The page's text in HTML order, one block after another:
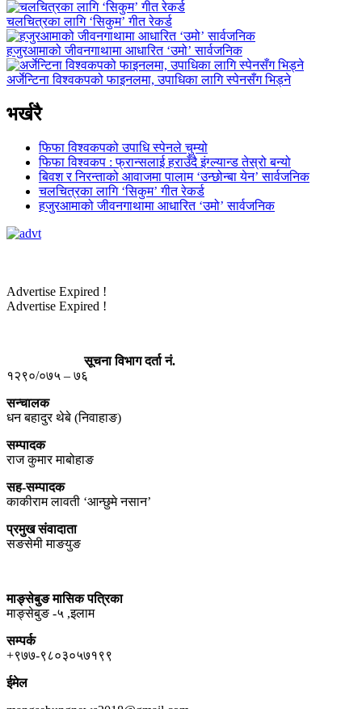
चलचित्रका लागि ‘सिकुम’ गीत रेकर्ड
हजुरआमाको जीवनगाथामा आधारित ‘उमो’ सार्वजनिक
अर्जेन्टिना विश्वकपको फाइनलमा, उपाधिका लागि स्पेनसँग भिड्ने
भर्खरै
फिफा विश्वकपको उपाधि स्पेनले चुम्यो
फिफा विश्वकप : फ्रान्सलाई हराउँदै इंग्ल्यान्ड तेस्रो बन्यो
बिवश र निरन्ताको आवाजमा पालाम ‘उन्छोन्बा येन’ सार्वजनिक
चलचित्रका लागि ‘सिकुम’ गीत रेकर्ड
हजुरआमाको जीवनगाथामा आधारित ‘उमो’ सार्वजनिक
Advertise Expired !
Advertise Expired !
सूचना विभाग दर्ता नं.
१२९०/०७५ – ७६
सन्चालक
धन बहादुर थेबे (निवाहाङ)
सम्पादक
राज कुमार माबोहाङ
सह-सम्पादक
काकीराम लावती ‘आन्छुमे नसान’
प्रमुख संवादाता
सङसेमी माङयुङ
माङ्सेबुङ मासिक पत्रिका
माङ्सेबुङ -५ ,इलाम
सम्पर्क
+९७७-९८०३०५७१९९
ईमेल